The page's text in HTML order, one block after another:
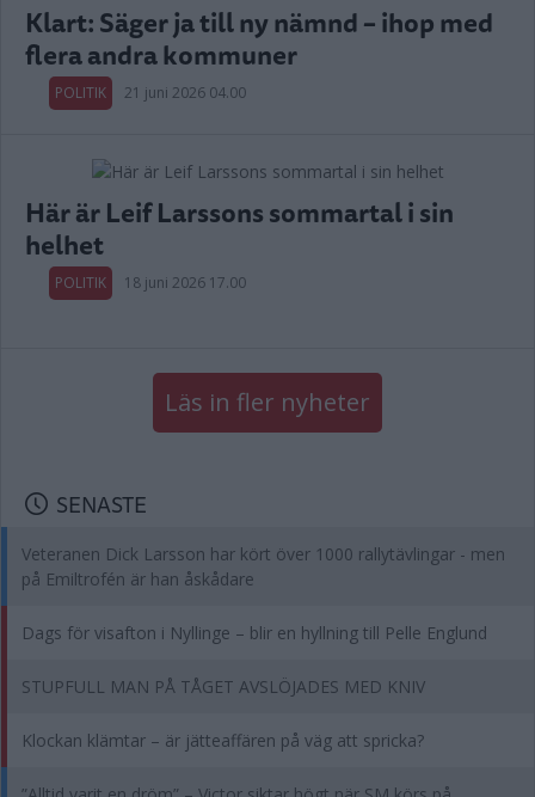
Klart: Säger ja till ny nämnd – ihop med
flera andra kommuner
POLITIK 21 juni 2026 04.00
Här är Leif Larssons sommartal i sin
helhet
POLITIK 18 juni 2026 17.00
Läs in fler nyheter
SENASTE
Veteranen Dick Larsson har kört över 1000 rallytävlingar - men
på Emiltrofén är han åskådare
Dags för visafton i Nyllinge – blir en hyllning till Pelle Englund
STUPFULL MAN PÅ TÅGET AVSLÖJADES MED KNIV
Klockan klämtar – är jätteaffären på väg att spricka?